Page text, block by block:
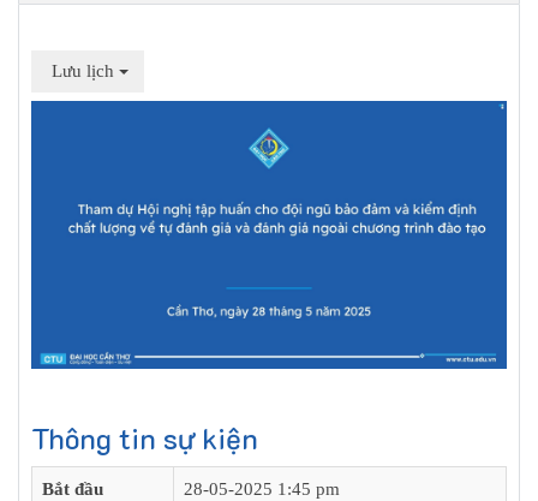
Lưu lịch
Thông tin sự kiện
Bắt đầu 28-05-2025 1:45 pm